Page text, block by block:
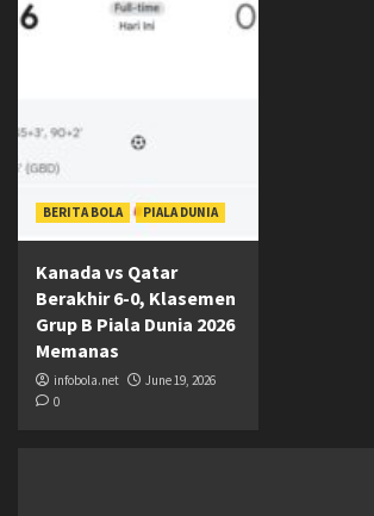
BERITA BOLA PIALA DUNIA
Kanada vs Qatar
Berakhir 6-0, Klasemen
Grup B Piala Dunia 2026
Memanas
infobola.net
June 19, 2026
0